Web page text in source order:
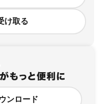
け取る
ンロード